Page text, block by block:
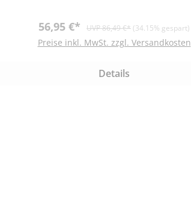
Verkaufspreis:
56,95 €* Regulärer Preis:
UVP 86,49 €* (34.15% gespart)
Preise inkl. MwSt. zzgl. Versandkosten
Details